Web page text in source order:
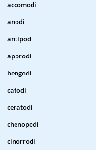
accomodi
anodi
antipodi
approdi
bengodi
catodi
ceratodi
chenopodi
cinorrodi